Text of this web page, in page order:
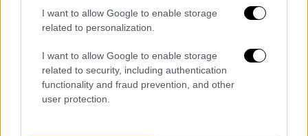
I want to allow Google to enable storage
related to personalization.
I want to allow Google to enable storage
related to security, including authentication
functionality and fraud prevention, and other
user protection.
Και συνεχίζουν οι πολίτες -κι όχι οι αριθμοί-
να μας… φωνάζουν για τους τομείς που η
Ε.Ε. πρέπει να εστιάσει για να ενισχύσει τη
θέση της στον κόσμο. Εδώ οι Έλληνες για
πρώτη φορά προτάσσουν την ασφάλεια των
τροφίμων και η γεωργία με 36%.